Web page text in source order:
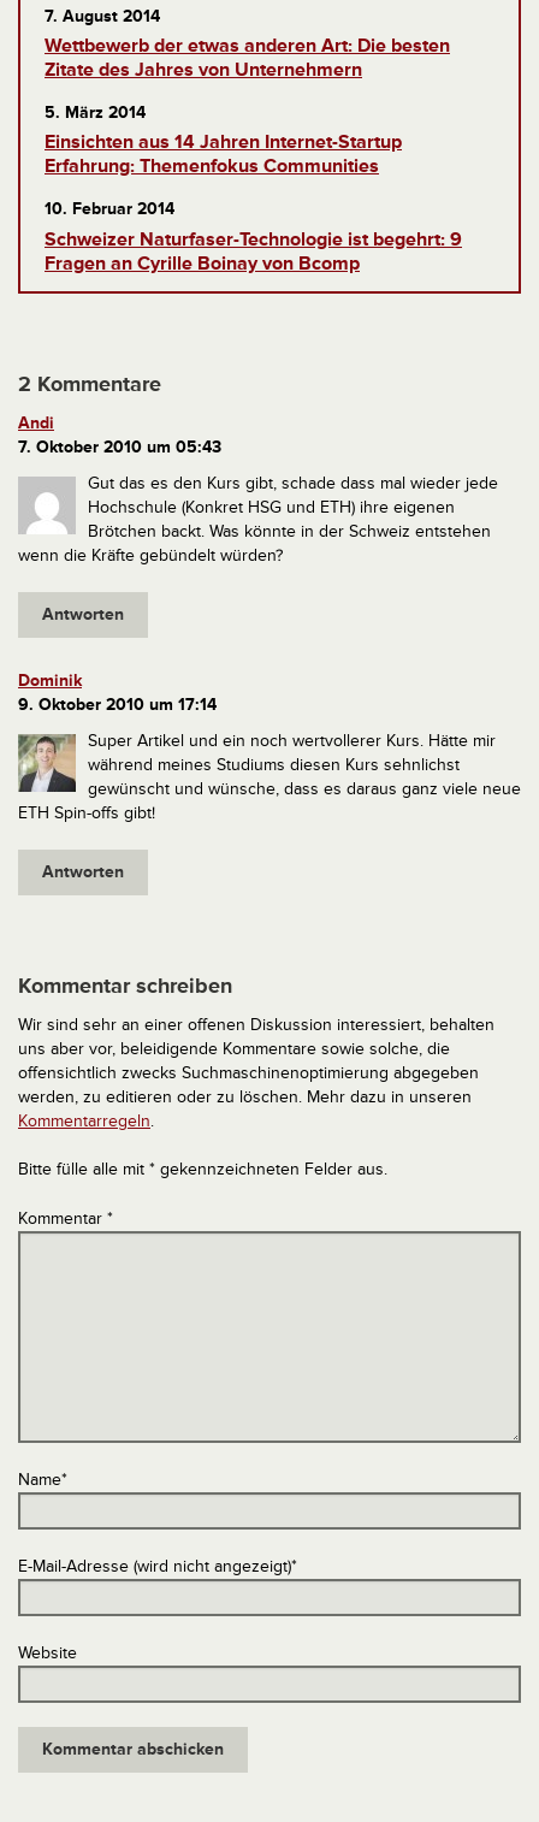
7. August 2014
Wettbewerb der etwas anderen Art: Die besten
Zitate des Jahres von Unternehmern
5. März 2014
Einsichten aus 14 Jahren Internet-Startup
Erfahrung: Themenfokus Communities
10. Februar 2014
Schweizer Naturfaser-Technologie ist begehrt: 9
Fragen an Cyrille Boinay von Bcomp
2 Kommentare
Andi
7. Oktober 2010 um 05:43
Gut das es den Kurs gibt, schade dass mal wieder jede
Hochschule (Konkret HSG und ETH) ihre eigenen
Brötchen backt. Was könnte in der Schweiz entstehen
wenn die Kräfte gebündelt würden?
Antworten
Dominik
9. Oktober 2010 um 17:14
Super Artikel und ein noch wertvollerer Kurs. Hätte mir
während meines Studiums diesen Kurs sehnlichst
gewünscht und wünsche, dass es daraus ganz viele neue
ETH Spin-offs gibt!
Antworten
Kommentar schreiben
Wir sind sehr an einer offenen Diskussion interessiert, behalten
uns aber vor, beleidigende Kommentare sowie solche, die
offensichtlich zwecks Suchmaschinenoptimierung abgegeben
werden, zu editieren oder zu löschen. Mehr dazu in unseren
Kommentarregeln.
Bitte fülle alle mit * gekennzeichneten Felder aus.
Kommentar *
Name*
E-Mail-Adresse (wird nicht angezeigt)*
Website